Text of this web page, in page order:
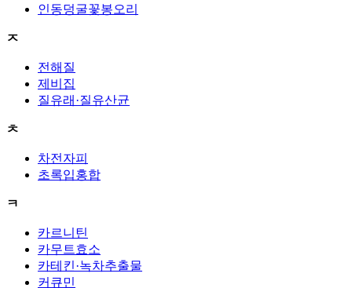
인동덩굴꽃봉오리
ㅈ
전해질
제비집
질유래·질유산균
ㅊ
차전자피
초록입홍합
ㅋ
카르니틴
카무트효소
카테킨·녹차추출물
커큐민